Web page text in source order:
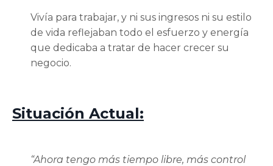
Vivía para trabajar, y ni sus ingresos ni su estilo
de vida reflejaban todo el esfuerzo y energía
que dedicaba a tratar de hacer crecer su
negocio.
Situación Actual:
“Ahora tengo más tiempo libre, más control